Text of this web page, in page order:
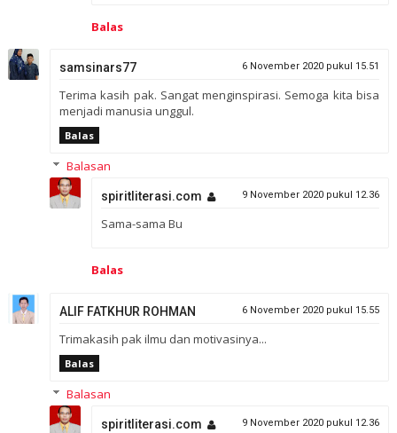
Balas
samsinars77 6 November 2020 pukul 15.51
Terima kasih pak. Sangat menginspirasi. Semoga kita bisa
menjadi manusia unggul.
Balas
Balasan
spiritliterasi.com 9 November 2020 pukul 12.36
Sama-sama Bu
Balas
ALIF FATKHUR ROHMAN 6 November 2020 pukul 15.55
Trimakasih pak ilmu dan motivasinya...
Balas
Balasan
spiritliterasi.com 9 November 2020 pukul 12.36